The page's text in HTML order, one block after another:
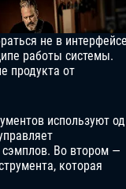
не в
работы системы.
продукта от
используют
сэмплов. Во втором —
которая